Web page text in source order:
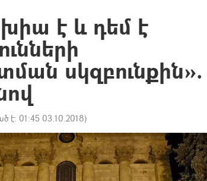
է և դեմ է
սկզբունքին».
է: 01:45 03.10.2018)